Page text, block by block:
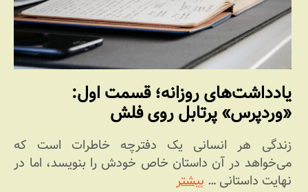
یادداشت‌های روزانه؛ قسمت اول:
«وردپرس» پرتابل روی فلش
زندگی هر انسانی یک دفترچه خاطرات است که
می‌خواهد در آن داستان خاص خودش را بنویسد، اما در
نهایت داستانی …بیشتر